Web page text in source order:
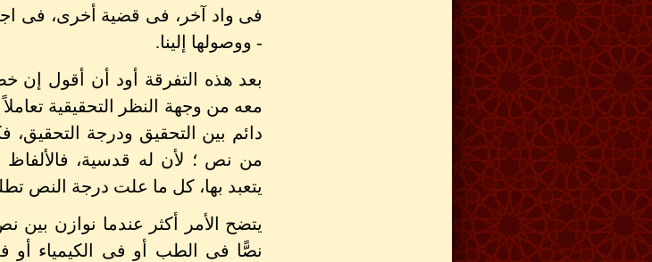
فى واد آخر، فى قضية أخرى، فى
- ووصولها إلينا.
بعد هذه التفرقة أود أن أقول إن
معه من وجهة النظر التحقيقية
دائم بين التحقيق ودرجة
من نص ؛ لأن له قدسية، فالألفاظ
يتعبد بها، كل ما علت درجة النص
يتضح الأمر أكثر عندما نوازن
نصًّا فى الطب أو فى الكيمياء أو